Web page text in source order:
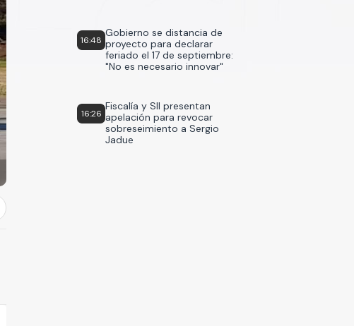
16:48
Gobierno se distancia de
proyecto para declarar
feriado el 17 de septiembre:
"No es necesario innovar"
16:26
Fiscalía y SII presentan
apelación para revocar
sobreseimiento a Sergio
Jadue